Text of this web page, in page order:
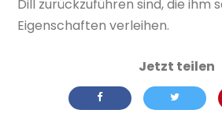
Dill zurückzuführen sind, die ihm
Eigenschaften verleihen.